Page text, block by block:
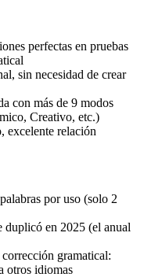
perfectas en pruebas
sin necesidad de crear
con más de 9 modos
Creativo, etc.)
excelente relación
por uso (solo 2
duplicó en 2025 (el anual
gramatical:
otros idiomas